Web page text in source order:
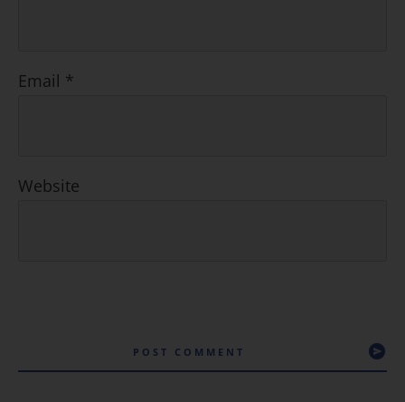
Email *
Website
POST COMMENT